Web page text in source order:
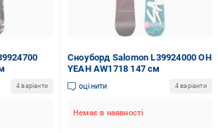
4 варіанти
Сноуборд Salomon L39924000 OH
YEAH AW1718 147 см
оцінити 4 варіанти
Немає в наявності